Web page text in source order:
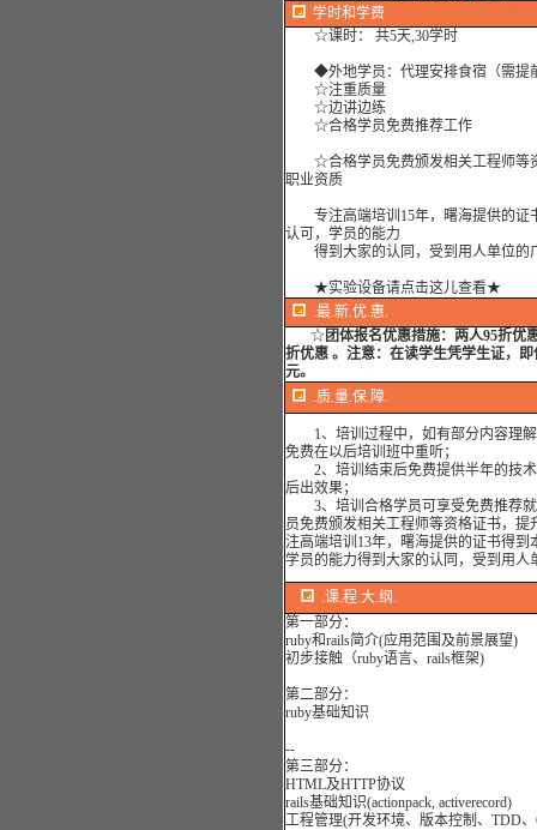
学时和学费
☆课时： 共5天,30学时
◆外地学员：代理安排食宿（需提
☆注重质量
☆边讲边练
☆合格学员免费推荐工作
☆合格学员免费颁发相关工程师等
职业资质
专注高端培训15年，曙海提供的证
认可，学员的能力
得到大家的认同，受到用人单位的
★实验设备请点击这儿查看★
.最.新.优.惠.
☆ 团体报名优惠措施： 两人95折优
折优惠 。注意：在读学生凭学生证，
元。
.质.量.保.障.
1、培训过程中，如有部分内容理解
免费在以后培训班中重听；
2、培训结束后免费提供半年的技术
后出效果；
3、培训合格学员可享受免费推荐
员免费颁发相关工程师等资格证书，提
注高端培训13年，曙海提供的证书得到
学员的能力得到大家的认同，受到用人
.课.程.大.纲.
第一部分：
ruby和rails简介(应用范围及前景展望)
初步接触（ruby语言、rails框架)
第二部分：
ruby基础知识
--
第三部分：
HTML及HTTP协议
rails基础知识(actionpack, activerecord)
工程管理(开发环境、版本控制、TDD